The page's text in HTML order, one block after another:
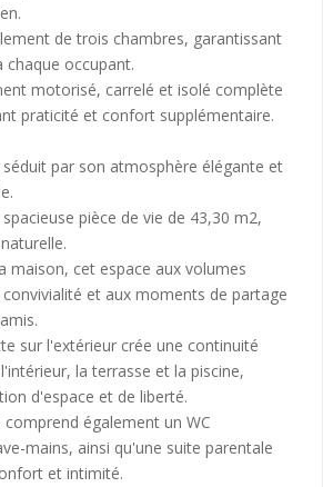
de trois chambres, garantissant
occupant.
motorisé, carrelé et isolé complète
praticité et confort supplémentaire.
par son atmosphère élégante et
pièce de vie de 43,30 m2,
maison, cet espace aux volumes
et aux moments de partage
sur l'extérieur crée une continuité
la terrasse et la piscine,
d'espace et de liberté.
également un WC
mains, ainsi qu'une suite parentale
et intimité.